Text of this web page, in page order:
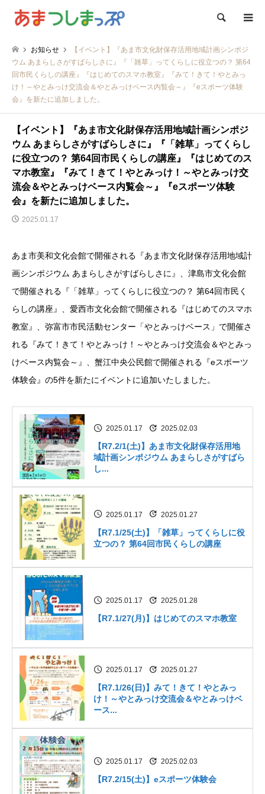
検索
お知らせ
【イベント】『あま市文化財保存活用地域計画シンポジ
ウム あまらしさがすばらしさに』『「雑草」ってくらしに役立つの？ 第64
回市民くらしの講座』『はじめてのスマホ教室』『みて！きて！やとみっ
け！～やとみっけ交流会＆やとみっけベース内覧会～』『eスポーツ体験
会』を新たに追加しました。
【イベント】『あま市文化財保存活用地域計画シンポジ
ウム あまらしさがすばらしさに』『「雑草」ってくらし
に役立つの？ 第64回市民くらしの講座』『はじめてのス
マホ教室』『みて！きて！やとみっけ！～やとみっけ交
流会＆やとみっけベース内覧会～』『eスポーツ体験
会』を新たに追加しました。
2025.01.17
あま市美和文化会館で開催される『あま市文化財保存活用地域計
画シンポジウム あまらしさがすばらしさに』、津島市文化会館
で開催される『「雑草」ってくらしに役立つの？ 第64回市民く
らしの講座』、愛西市文化会館で開催される『はじめてのスマホ
教室』、弥富市市民活動センター「やとみっけベース」で開催さ
れる『みて！きて！やとみっけ！～やとみっけ交流会＆やとみっ
けベース内覧会～』、蟹江中央公民館で開催される『eスポーツ
体験会』の5件を新たにイベントに追加いたしました。
2025.01.17 2025.02.03
【R7.2/1(土)】あま市文化財保存活用地
域計画シンポジウム あまらしさがすばら
し...
2025.01.17 2025.01.27
【R7.1/25(土)】「雑草」ってくらしに役
立つの？ 第64回市民くらしの講座
2025.01.17 2025.01.28
【R7.1/27(月)】はじめてのスマホ教室
2025.01.17 2025.01.27
【R7.1/26(日)】みて！きて！やとみっ
け！～やとみっけ交流会＆やとみっけベ
ース...
2025.01.17 2025.02.03
【R7.2/15(土)】eスポーツ体験会